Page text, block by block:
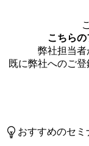
こちら
弊社担当者
既に弊社へのご
おすすめのセミ